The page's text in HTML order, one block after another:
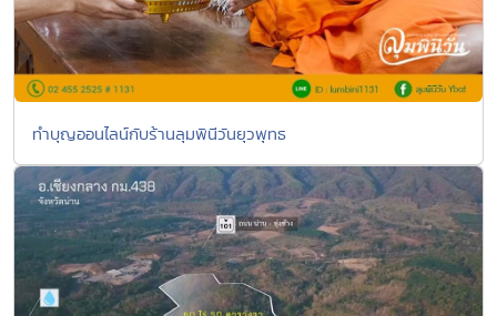
ทำบุญออนไลน์กับร้านลุมพินีวันยุวพุทธ